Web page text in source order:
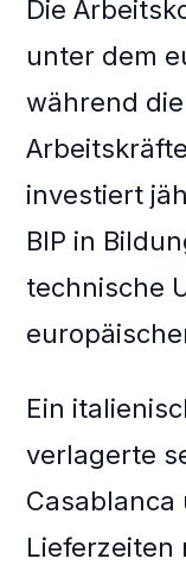
Die
unter dem
während
investiert
BIP in
technische
Ein
verlagerte
Casablanca
Lieferzeiten